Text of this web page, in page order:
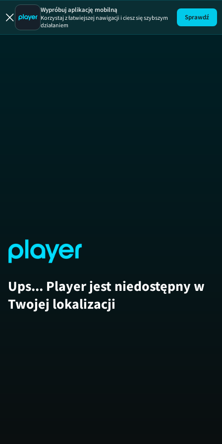
Wypróbuj aplikację mobilną
Korzystaj z łatwiejszej nawigacji i ciesz się szybszym
działaniem
Sprawdź
Ups... Player jest niedostępny w
Twojej lokalizacji